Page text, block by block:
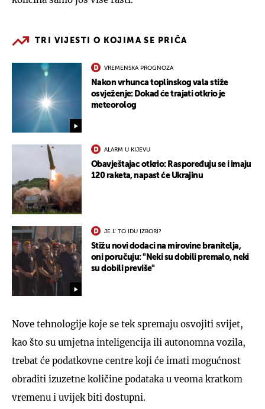
TRI VIJESTI O KOJIMA SE PRIČA
VREMENSKA PROGNOZA
Nakon vrhunca toplinskog vala stiže
osvježenje: Dokad će trajati otkrio je
meteorolog
ALARM U KIJEVU
Obavještajac otkrio: Raspoređuju se i imaju
120 raketa, napast će Ukrajinu
JE L' TO IDU IZBORI?
Stižu novi dodaci na mirovine branitelja,
oni poručuju: "Neki su dobili premalo, neki
su dobili previše"
Nove tehnologije koje se tek spremaju osvojiti svijet,
kao što su umjetna inteligencija ili autonomna vozila,
trebat će podatkovne centre koji će imati mogućnost
obraditi izuzetne količine podataka u veoma kratkom
vremenu i uvijek biti dostupni.